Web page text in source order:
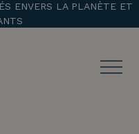
ENVERS LA PLANÈTE ET